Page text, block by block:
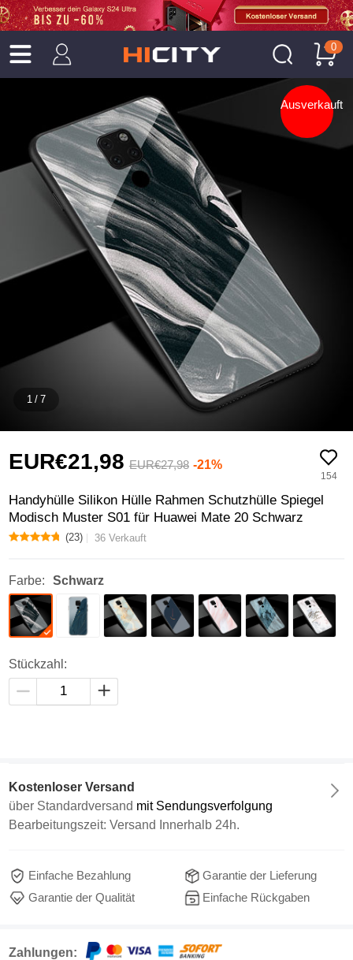
0
1 / 7
Ausverkauft
EUR€21,98 EUR€27,98 -21%
154
Handyhülle Silikon Hülle Rahmen Schutzhülle Spiegel
Modisch Muster S01 für Huawei Mate 20 Schwarz
(23) 36 Verkauft
Farbe: Schwarz
Stückzahl:
Kostenloser Versand
über Standardversand mit Sendungsverfolgung
Bearbeitungszeit: Versand Innerhalb 24h.
Einfache Bezahlung
Garantie der Lieferung
Garantie der Qualität
Einfache Rückgaben
Zahlungen: